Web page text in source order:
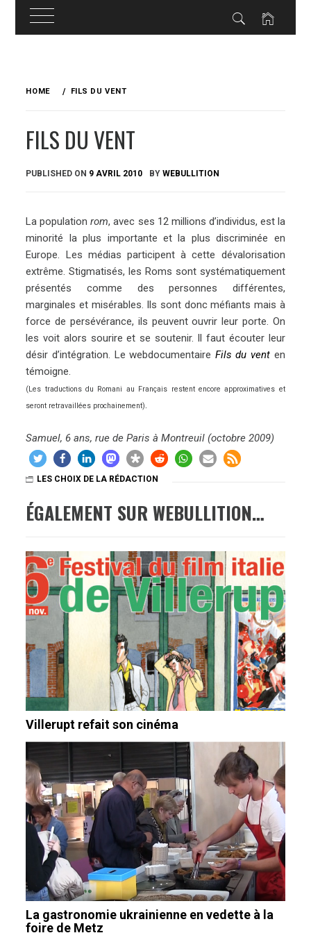
HOME FILS DU VENT
FILS DU VENT
PUBLISHED ON 9 AVRIL 2010 BYWEBULLITION
La populationrom, avec ses 12 millions d’individus, est la
minorité la plus importante et la plus discriminée en
Europe. Les médias participent à cette dévalorisation
extrême. Stigmatisés, les Roms sont systématiquement
présentés comme des personnes différentes,
marginales et misérables. Ils sont donc méfiants mais à
force de persévérance, ils peuvent ouvrir leur porte. On
les voit alors sourire et se soutenir. Il faut écouter leur
désir d’intégration. Le webdocumentaire Fils du vent en
témoigne.
(Les traductions du Romani au Français restent encore approximatives et
seront retravaillées prochainement).
Samuel, 6 ans, rue de Paris à Montreuil (octobre 2009)
LES CHOIX DE LA RÉDACTION
ÉGALEMENT SUR WEBULLITION…
Villerupt refait son cinéma
La gastronomie ukrainienne en vedette à la
foire de Metz